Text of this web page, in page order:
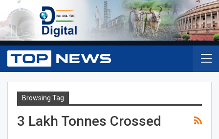
Browsing Tag
3 Lakh Tonnes Crossed